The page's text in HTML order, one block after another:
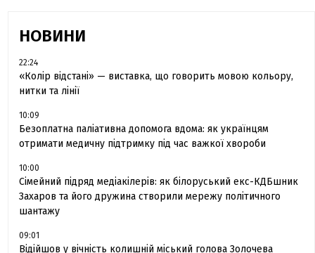
НОВИНИ
22:24
«Колір відстані» — виставка, що говорить мовою кольору,
нитки та лінії
10:09
Безоплатна паліативна допомога вдома: як українцям
отримати медичну підтримку під час важкої хвороби
10:00
Сімейний підряд медіакілерів: як білоруський екс-КДБшник
Захаров та його дружина створили мережу політичного
шантажу
09:01
Відійшов у вічність колишній міський голова Золочева